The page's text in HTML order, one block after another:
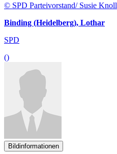
© SPD Parteivorstand/ Susie Knoll
Binding (Heidelberg), Lothar
SPD
()
Bildinformationen